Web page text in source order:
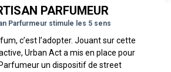
PARFUMEUR
Parfurmeur stimule les 5 sens
c’est l’adopter. Jouant sur cette
Urban Act a mis en place pour
Parfumeur un dispositif de street